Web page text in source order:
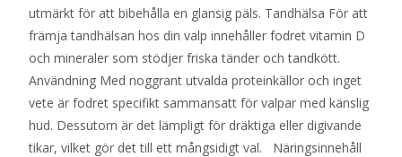
utmärkt för att bibehålla en glansig päls. Tandhälsa För att
främja tandhälsan hos din valp innehåller fodret vitamin D
och mineraler som stödjer friska tänder och tandkött.
Användning Med noggrant utvalda proteinkällor och inget
vete är fodret specifikt sammansatt för valpar med känslig
hud. Dessutom är det lämpligt för dräktiga eller digivande
tikar, vilket gör det till ett mångsidigt val. Näringsinnehåll